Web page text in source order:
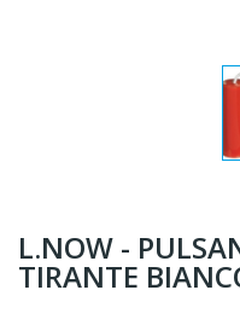
L.NOW -
TIRANTE